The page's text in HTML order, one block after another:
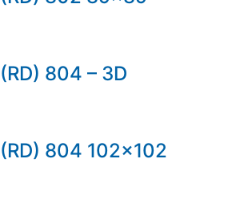
(RD) 804 – 3D
(RD) 804 102×102